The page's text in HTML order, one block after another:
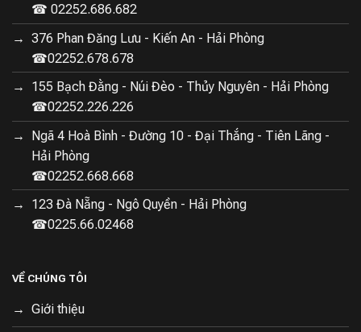
☎ 02252.686.682
376 Phan Đăng Lưu - Kiến An - Hải Phòng
☎02252.678.678
155 Bạch Đằng - Núi Đèo - Thủy Nguyên - Hải Phòng
☎02252.226.226
Ngã 4 Hoà Bình - Đường 10 - Đại Thắng - Tiên Lãng -
Hải Phòng
☎02252.668.668
123 Đà Nẵng - Ngô Quyền - Hải Phòng
☎0225.66.02468
VỀ CHÚNG TÔI
Giới thiệu